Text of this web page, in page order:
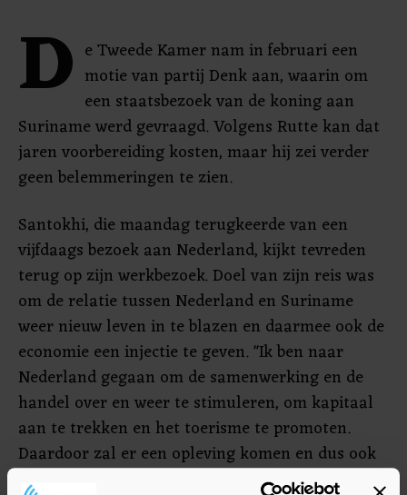
D e Tweede Kamer nam in februari een
motie van partij Denk aan, waarin om
een staatsbezoek van de koning aan
Suriname werd gevraagd. Volgens Rutte kan dat
jaren voorbereiding kosten, maar hij zei verder
geen belemmeringen te zien.
Santokhi, die maandag terugkeerde van een
vijfdaags bezoek aan Nederland, kijkt tevreden
terug op zijn werkbezoek. Doel van zijn reis was
om de relatie tussen Nederland en Suriname
weer nieuw leven in te blazen en daarmee ook de
economie een injectie te geven. "Ik ben naar
Nederland gegaan om de samenwerking en de
handel over en weer te stimuleren, om kapitaal
aan te trekken en het toerisme te promoten.
Daardoor zal er een opleving komen en dus ook
meer werkgelegenheid", zo legde de president uit.